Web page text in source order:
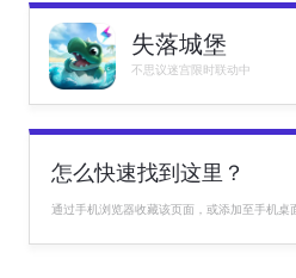
失落城堡
不思议迷宫限时联动中
怎么快速找到这里？
通过手机浏览器收藏该页面，或添加至手机桌